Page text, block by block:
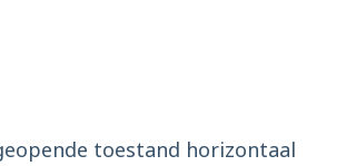
toestand horizontaal